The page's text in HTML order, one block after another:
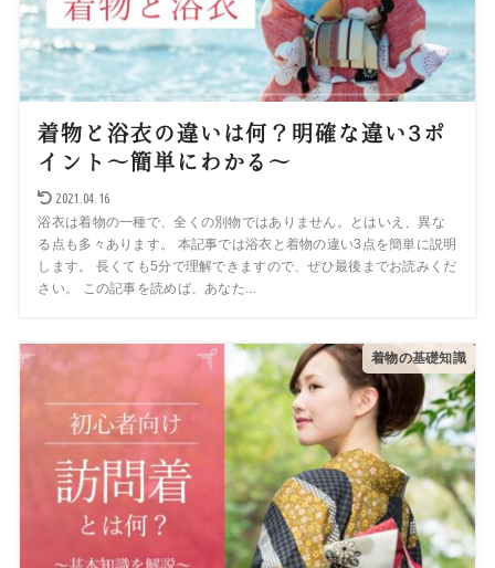
着物と浴衣の違いは何？明確な違い3ポ
イント～簡単にわかる～
2021.04.16
浴衣は着物の一種で、全くの別物ではありません。とはいえ、異な
る点も多々あります。 本記事では浴衣と着物の違い3点を簡単に説明
します。 長くても5分で理解できますので、ぜひ最後までお読みくだ
さい。 この記事を読めば、あなた...
着物の基礎知識